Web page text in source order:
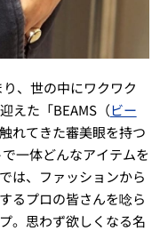
、世の中にワクワク
えた「BEAMS（ビー
れてきた審美眼を持つ
一体どんなアイテムを
は、ファッションから
るプロの皆さんを唸ら
。思わず欲しくなる名